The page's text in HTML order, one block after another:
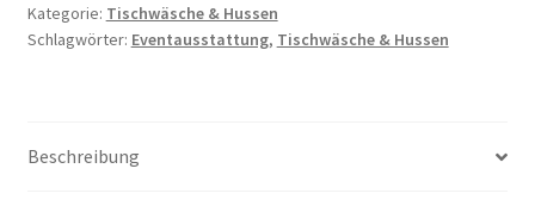
520cm
weiß,
Kategorie: Tischwäsche & Hussen
Schlagwörter: Eventausstattung, Tischwäsche & Hussen
Beschreibung